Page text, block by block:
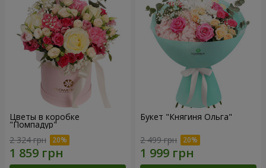
Цветы в коробке
"Помпадур"
2 324 грн
Букет "Княгиня Ольга"
2 499 грн